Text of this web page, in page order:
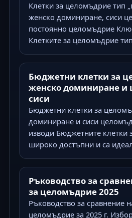
Клетки за целомъдрие тип
женско доминиране, сиси
постоянно целомъдрие
Клетките за целомъдрие
Бюджетни клетки за
женско доминиране и
сиси
Бюджетни клетки за
доминиране и сиси
изводи Бюджетните клетки
широко достъпни и са
Ръководство за
за целомъдрие 2025
Ръководство за сравнение
целомъдрие за 2025 г.